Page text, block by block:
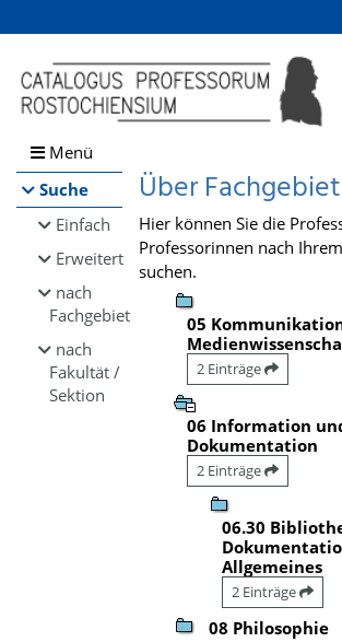
Browsen
direkt zum Inhalt
Menü
Suche
Einfach
Erweitert
nach
Fachgebiet
nach
Fakultät /
Sektion
Über
Hier können Sie die
Professorinnen nach
suchen.
05
2 Einträge
06 Information
Dokumentation
2 Einträge
06.30
Allgemeines
2 Einträge
08 Philosophie